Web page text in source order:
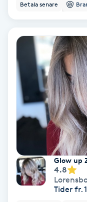
Funktionsanalys
Färgning
Föning
Gel naglar
Gelenaglar
Gellack
Gellack med
Betala senare
Glow up
4.8
Tider fr.